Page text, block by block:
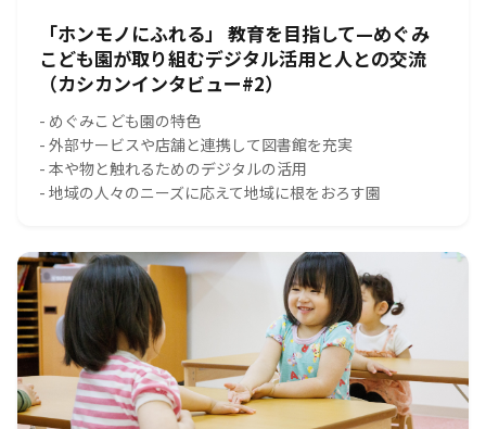
「ホンモノにふれる」 教育を目指して—めぐみ
こども園が取り組むデジタル活用と人との交流
（カシカンインタビュー#2）
- めぐみこども園の特色
- 外部サービスや店舗と連携して図書館を充実
- 本や物と触れるためのデジタルの活用
- 地域の人々のニーズに応えて地域に根をおろす園